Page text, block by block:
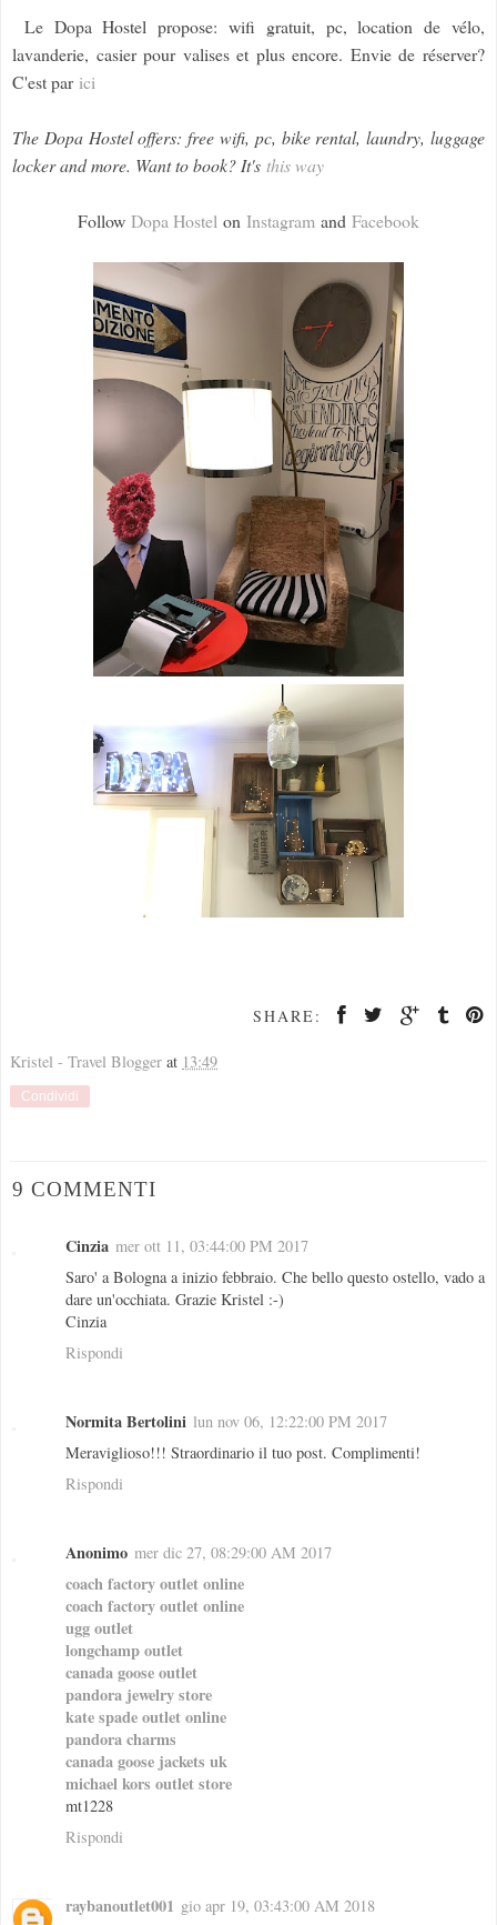
Le Dopa Hostel propose: wifi gratuit, pc, location de vélo,
lavanderie, casier pour valises et plus encore. Envie de réserver?
C'est par ici
The Dopa Hostel offers: free wifi, pc, bike rental, laundry, luggage
locker and more. Want to book? It's this way
Follow Dopa Hostel on Instagram and Facebook
SHARE:
Kristel - Travel Blogger at 13:49
Condividi
9 COMMENTI
Cinzia mer ott 11, 03:44:00 PM 2017
Saro' a Bologna a inizio febbraio. Che bello questo ostello, vado a
dare un'occhiata. Grazie Kristel :-)
Cinzia
Rispondi
Normita Bertolini lun nov 06, 12:22:00 PM 2017
Meraviglioso!!! Straordinario il tuo post. Complimenti!
Rispondi
Anonimo mer dic 27, 08:29:00 AM 2017
coach factory outlet online
coach factory outlet online
ugg outlet
longchamp outlet
canada goose outlet
pandora jewelry store
kate spade outlet online
pandora charms
canada goose jackets uk
michael kors outlet store
mt1228
Rispondi
raybanoutlet001 gio apr 19, 03:43:00 AM 2018